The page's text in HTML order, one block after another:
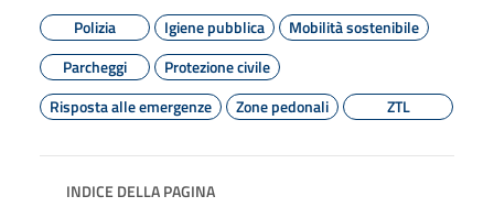
Polizia
Igiene pubblica
Mobilità sostenibile
Parcheggi
Protezione civile
Risposta alle emergenze
Zone pedonali ZTL
INDICE DELLA PAGINA